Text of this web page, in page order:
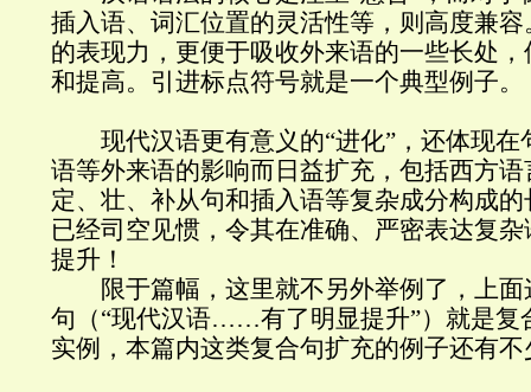
插入语、词汇位置的灵活性等，则高度兼
的表现力，更便于吸收外来语的一些长处
和提高。引进标点符号就是一个典型例子。
现代汉语更有意义的“进化”，还体现在
语等外来语的影响而日益扩充，包括西方
定、壮、补从句和插入语等复杂成分构成
已经司空见惯，令其在准确、严密表达复
提升！
限于篇幅，这里就不另外举例了，上面
句（“现代汉语……有了明显提升”）就是复
实例，本篇内这类复合句扩充的例子还有不